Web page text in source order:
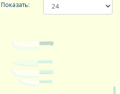
Показать: